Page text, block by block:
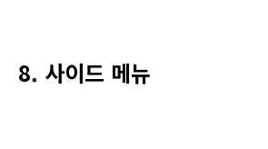
8. 사이드 메뉴